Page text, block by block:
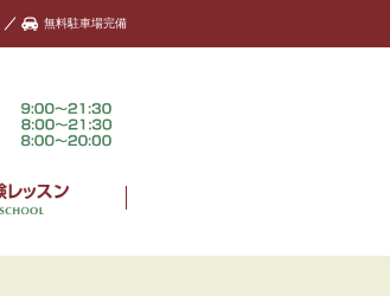
無料駐車場完備